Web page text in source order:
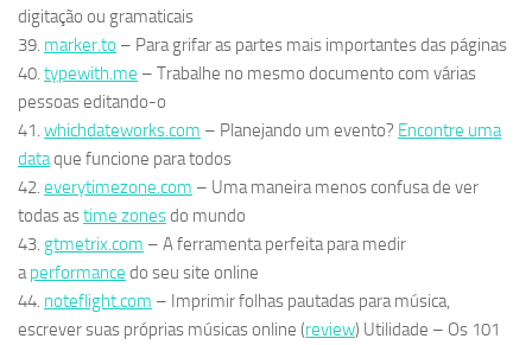
digitação ou gramaticais
39. marker.to – Para grifar as partes mais importantes das páginas
40. typewith.me – Trabalhe no mesmo documento com várias
pessoas editando-o
41. whichdateworks.com – Planejando um evento? Encontre uma
dataque funcione para todos
42. everytimezone.com – Uma maneira menos confusa de ver
todas astime zonesdo mundo
43. gtmetrix.com – A ferramenta perfeita para medir
aperformance do seu site online
44. noteflight.com – Imprimir folhas pautadas para música,
escrever suas próprias músicas online (review) Utilidade – Os 101